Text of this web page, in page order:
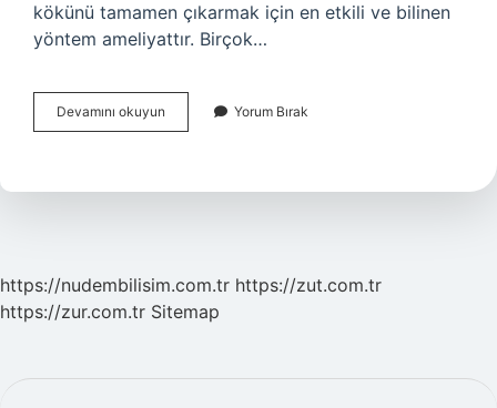
kökünü tamamen çıkarmak için en etkili ve bilinen
yöntem ameliyattır. Birçok…
Devamını okuyun Ayaktaki
Nasır
Tedavi
Yorum Bırak
https://nudembilisim.com.tr https://zut.com.tr
https://zur.com.tr Sitemap